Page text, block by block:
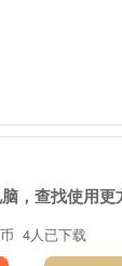
，查找使用更
4人已下载